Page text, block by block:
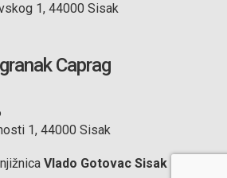
1, 44000 Sisak
Caprag
1, 44000 Sisak
Vlado Gotovac Sisak